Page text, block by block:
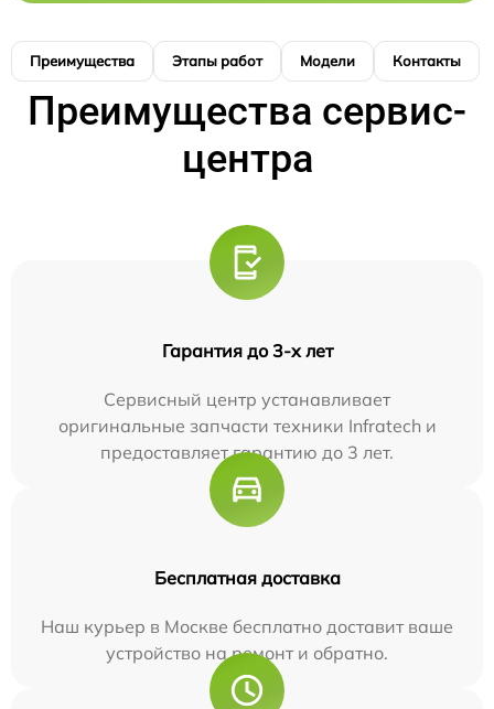
Преимущества Этапы работ Модели Контакты
Преимущества сервис-
центра
Гарантия до 3-х лет
Сервисный центр устанавливает
оригинальные запчасти техники Infratech и
предоставляет гарантию до 3 лет.
Бесплатная доставка
Наш курьер в Москве бесплатно доставит ваше
устройство на ремонт и обратно.